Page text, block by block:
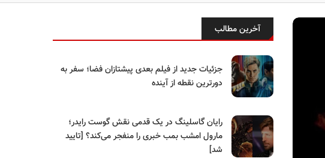
آخرین مطالب
جزئیات جدید از فیلم بعدی پیشتازان فضا؛ سفر به
دورترین نقطه از آینده
رایان گاسلینگ در یک قدمی نقش گوست رایدر؛
مارول امشب بمب خبری را منفجر می‌کند؟ [تایید
شد]